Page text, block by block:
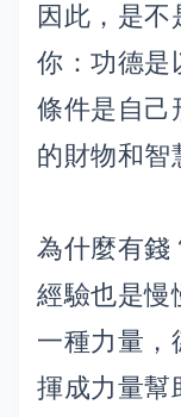
因此，是
你：功德是
條件是自己
的財物和智
為什麼有錢
經驗也是慢
一種力量，
揮成力量幫